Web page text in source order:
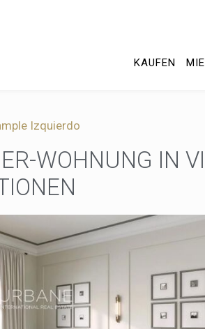
KAUFEN
Izquierdo
WOHNUNG IN